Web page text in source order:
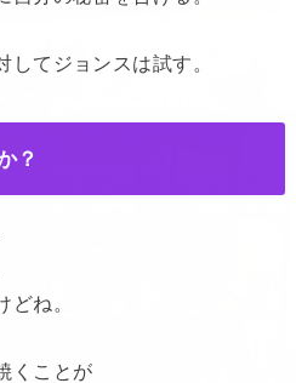
てジョンスは試す。
？
どね。
くことが